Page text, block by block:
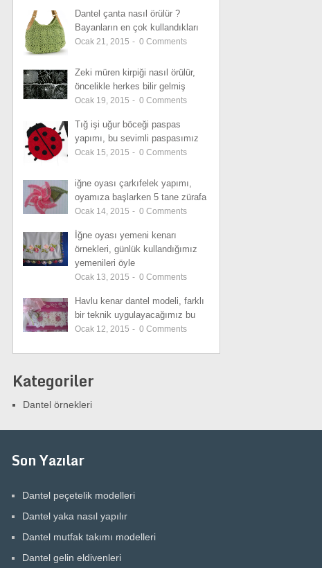
Dantel çanta nasıl örülür ?
Bayanların en çok kullandıkları
Ocak 21, 2015 - 0 Comments
Zeki müren kirpiği nasıl örülür,
öncelikle herkes bilir gelmiş
Ocak 19, 2015 - 0 Comments
Tığ işi uğur böceği paspas
yapımı, bu sevimli paspasımız
Ocak 15, 2015 - 0 Comments
iğne oyası çarkıfelek yapımı,
oyamıza başlarken 5 tane zürafa
Ocak 14, 2015 - 0 Comments
İğne oyası yemeni kenarı
örnekleri, günlük kullandığımız
yemenileri öyle
Ocak 13, 2015 - 0 Comments
Havlu kenar dantel modeli, farklı
bir teknik uygulayacağımız bu
Ocak 12, 2015 - 0 Comments
Kategoriler
Dantel örnekleri
Son Yazılar
Dantel peçetelik modelleri
Dantel yaka nasıl yapılır
Dantel mutfak takımı modelleri
Dantel gelin eldivenleri